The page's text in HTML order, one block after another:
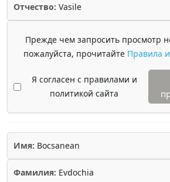
Отчество: Vasile
Прежде чем запросить просмотр
пожалуйста, прочитайте Правила
Я согласен с правилами и
политикой сайта
Имя: Bocsanean
Фамилия: Evdochia